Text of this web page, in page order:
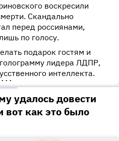
воскресили
Скандально
перед россиянами,
по голосу.
подарок гостям и
лидера ЛДПР,
интеллекта.
•••
удалось довести
вот как это было